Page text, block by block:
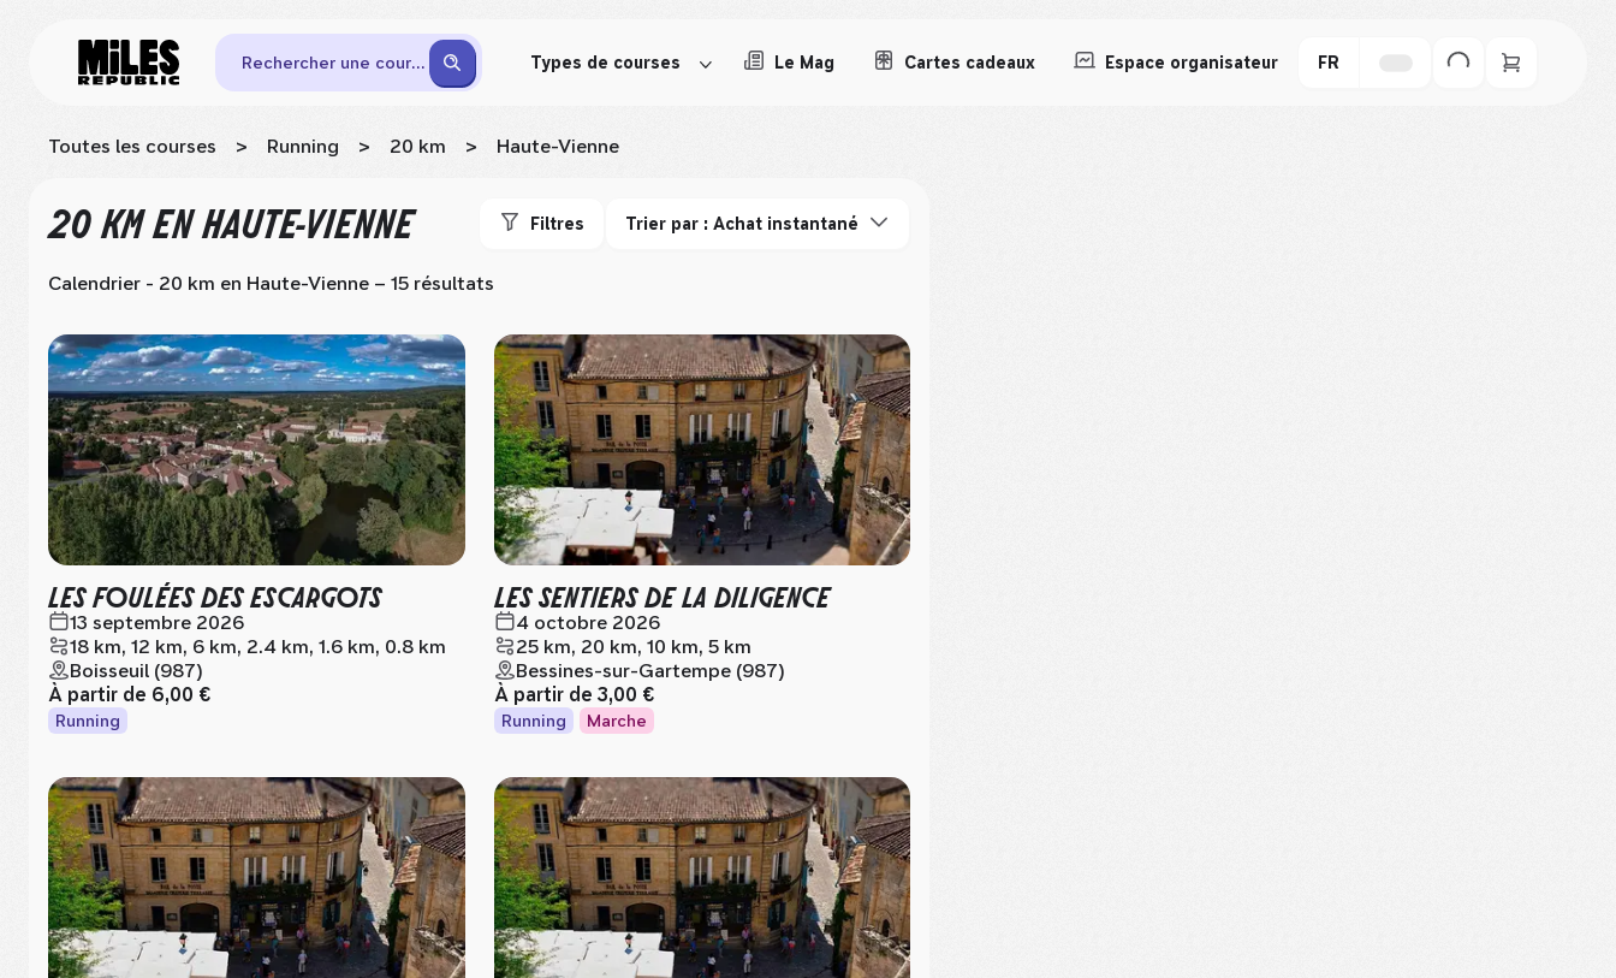
Rechercher une course Types de courses Le Mag Cartes cadeaux Espace organisateur FR
Toutes les courses > Running > 20 km > Haute-Vienne
20 KMEN HAUTE-VIENNE Filtres Trier par : Achat instantané
Calendrier - 20 km en Haute-Vienne – 15 résultats
LES FOULÉES DES ESCARGOTS
13 septembre 2026
18 km, 12 km, 6 km, 2.4 km, 1.6 km, 0.8 km
Boisseuil (987)
À partir de 6,00 €
Running
LES SENTIERS DE LA DILIGENCE
4 octobre 2026
25 km, 20 km, 10 km, 5 km
Bessines-sur-Gartempe (987)
À partir de 3,00 €
Running Marche